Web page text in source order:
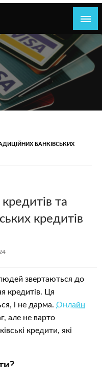
БАНКІВСЬКИХ
та
кредитів
звертаються до
кредитів. Ця
і не дарма. Онлайн
але не варто
кредити, які